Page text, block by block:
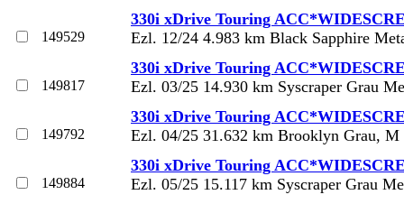
149529
330i xDrive Touring
Ezl. 12/24 4.983 km Black Sapphire
149817
330i xDrive Touring
Ezl. 03/25 14.930 km Syscraper Grau
149792
330i xDrive Touring
Ezl. 04/25 31.632 km Brooklyn Grau, M
149884
330i xDrive Touring
Ezl. 05/25 15.117 km Syscraper Grau